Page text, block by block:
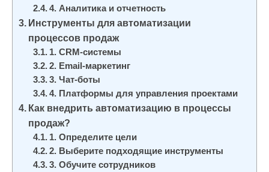
4. Аналитика и отчетность
Инструменты для автоматизации
процессов продаж
1. CRM-системы
2. Email-маркетинг
3. Чат-боты
4. Платформы для управления проектами
Как внедрить автоматизацию в процессы
продаж?
1. Определите цели
2. Выберите подходящие инструменты
3. Обучите сотрудников